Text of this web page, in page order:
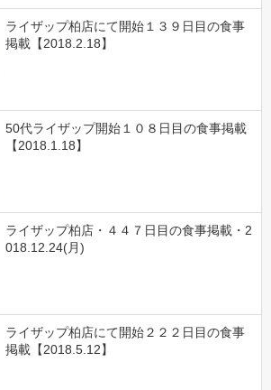
ライザップ柏店にて開始１３９日目の食事
掲載【2018.2.18】
50代ライザップ開始１０８日目の食事掲載
【2018.1.18】
ライザップ柏店・４４７日目の食事掲載・2
018.12.24(月)
ライザップ柏店にて開始２２２日目の食事
掲載【2018.5.12】